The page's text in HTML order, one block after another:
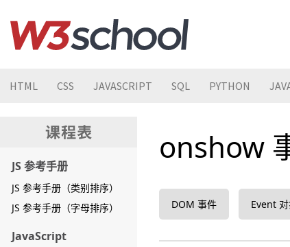
HTML CSS JAVASCRIPT SQL PYTHON
JS 参考手册
JS 参考手册（类别排序）
JS 参考手册（字母排序）
JavaScript
onshow
DOM 事件 Event